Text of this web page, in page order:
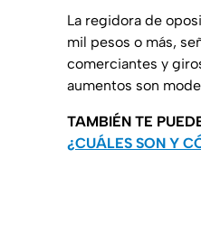
La regidora de
mil pesos o más,
comerciantes y
aumentos son
TAMBIÉN TE
¿CUÁLES SON Y